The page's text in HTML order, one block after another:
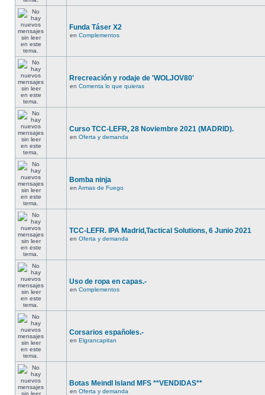
Funda Táser X2
en Complementos
Rrecreación y rodaje de 'WOLJOV80'
en Comenta lo que quieras
Curso TCC-LEFR, 28 Noviembre 2021 (MADRID).
en Oferta y demanda
Bomba ninja
en Armas de Fuego
TCC-LEFR. IPA Madrid,Tactical Solutions, 6 Junio 2021
en Oferta y demanda
Uso de ropa en capas.-
en Complementos
Corsarios españoles.-
en Elgrancapitan
Botas Meindl Island MFS **VENDIDAS**
en Oferta y demanda